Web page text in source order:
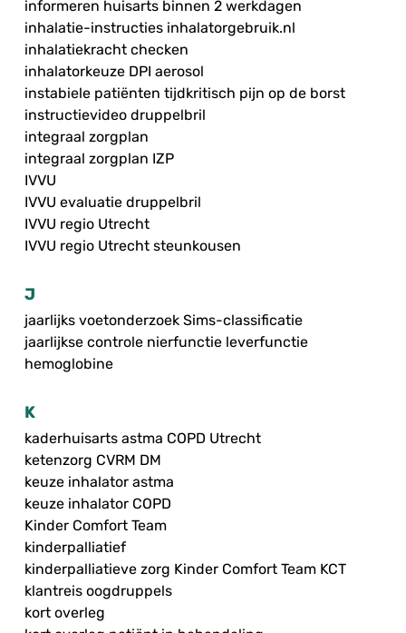
informeren huisarts binnen 2 werkdagen
inhalatie-instructies inhalatorgebruik.nl
inhalatiekracht checken
inhalatorkeuze DPI aerosol
instabiele patiënten tijdkritisch pijn op de borst
instructievideo druppelbril
integraal zorgplan
integraal zorgplan IZP
IVVU
IVVU evaluatie druppelbril
IVVU regio Utrecht
IVVU regio Utrecht steunkousen
J
jaarlijks voetonderzoek Sims-classificatie
jaarlijkse controle nierfunctie leverfunctie
hemoglobine
K
kaderhuisarts astma COPD Utrecht
ketenzorg CVRM DM
keuze inhalator astma
keuze inhalator COPD
Kinder Comfort Team
kinderpalliatief
kinderpalliatieve zorg Kinder Comfort Team KCT
klantreis oogdruppels
kort overleg